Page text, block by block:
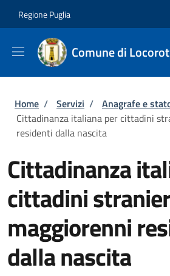
Regione Puglia
Comune di
Briciole di pane
Home / Servizi / Anagrafe e
Cittadinanza italiana per cittadini
residenti dalla nascita
Cittadinanza
cittadini
maggiorenni
dalla nascita